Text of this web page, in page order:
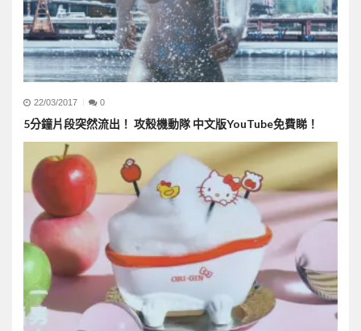
22/03/2017 0
5分鐘片段突然流出！ 攻殼機動隊 中文版YouTube免費睇！